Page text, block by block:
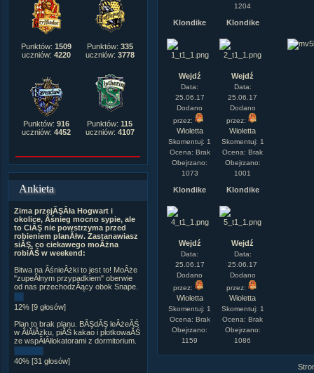
Punktów: 1509
uczniów: 4220
Punktów: 335
uczniów: 3778
Punktów: 916
uczniów: 4452
Punktów: 115
uczniów: 4107
Ankieta
Zima przejĂŞÂła Hogwart i
okolice, Âśnieg mocno sypie, ale
to CiĂŞ nie powstrzyma przed
robieniem planĂłw. Zastanawiasz
siĂŞ, co ciekawego moÂżna
robiĂŚ w weekend:
Bitwa na ÂśnieÂżki to jest to! MoÂże
"zupeÂłnym przypadkiem" oberwie
od nas przechodzÂący obok Snape.
12% [9 głosów]
Plan to brak planu. BĂŞdĂŞ leÂżeĂŚ
w ÂłĂłÂżku, piĂŚ kakao i plotkowaĂŚ
ze wspĂłÂłlokatorami z dormitorium.
40% [31 głosów]
1204
Klondike
Wejdź
Data:
25.06.17
Dodano
przez:
Wioletta
Skomentuj: 1
Ocena: Brak
Obejrzano:
1073
Klondike
Wejdź
Data:
25.06.17
Dodano
przez:
Wioletta
Skomentuj: 1
Ocena: Brak
Obejrzano:
1001
Klondike
Wejdź
Data:
25.06.17
Dodano
przez:
Wioletta
Skomentuj: 1
Ocena: Brak
Obejrzano:
1159
Klondike
Wejdź
Data:
25.06.17
Dodano
przez:
Wioletta
Skomentuj: 1
Ocena: Brak
Obejrzano:
1086